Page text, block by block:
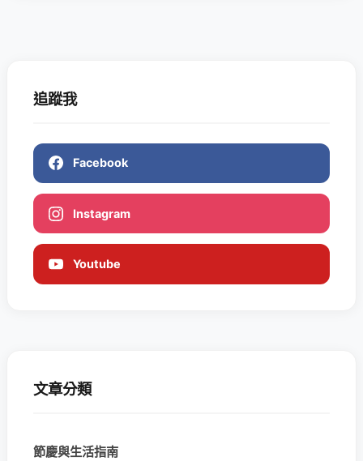
追蹤我
Facebook
Instagram
Youtube
文章分類
節慶與生活指南